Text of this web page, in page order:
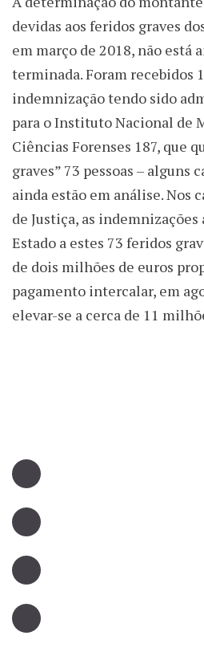
devidas aos feridos graves
em março de 2018, não está
terminada. Foram recebidos
indemnização tendo sido
para o Instituto Nacional de
Ciências Forenses 187, que
graves” 73 pessoas – alguns
ainda estão em análise. Nos
de Justiça, as indemnizações
Estado a estes 73 feridos
de dois milhões de euros
pagamento intercalar, em
elevar-se a cerca de 11